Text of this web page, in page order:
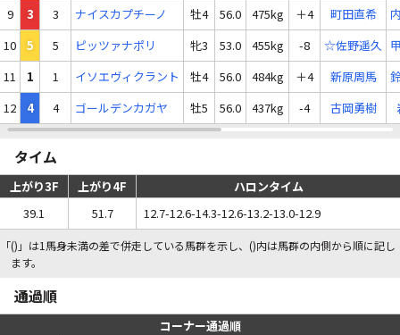
9
3 3 ナイスカプチーノ 牡4 56.0 475kg ＋4 町田直希
10
5 5 ピッツァナポリ 牝3 53.0 455kg -8 ☆佐野遥久
11
1 1 イソエヴィクラント 牡4 56.0 484kg ＋4 新原周馬
12
4 4 ゴールデンカガヤ 牡5 56.0 437kg -4 古岡勇樹
タイム
上がり3F 上がり4F
ハロンタイム
39.1
51.7 12.7-12.6-14.3-12.6-13.2-13.0-12.9
「()」は1馬身未満の差で併走している馬群を示し、()内は馬群の内側から順に記し
ます。
通過順
コーナー通過順